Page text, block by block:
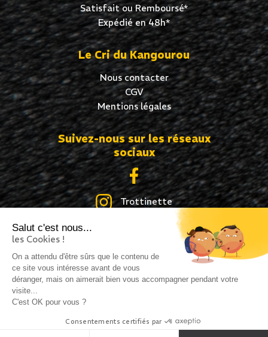
Salut c'est nous...
les Cookies !
On a attendu d'être sûrs que le contenu de
ce site vous intéresse avant de vous
déranger, mais on aimerait bien vous accompagner pendant votre
visite...
C'est OK pour vous ?
Consentements certifiés par
Satisfait ou Remboursé*
Expédié en 48h*
Le Cri du Kangourou
Nous contacter
CGV
Mentions légales
Suivez-nous sur les réseaux
sociaux
Trottinette
Roller
Création site internet : idcom-lagence.fr- Copyright
- Confidentialité